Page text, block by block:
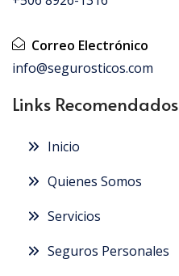
Correo Electrónico
info@segurosticos.com
Links Recomendados
Inicio
Quienes Somos
Servicios
Seguros Personales